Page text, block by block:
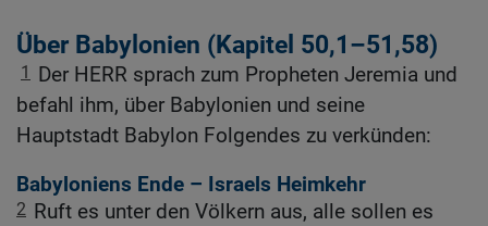
Über Babylonien (Kapitel 50,1–51,58)
1 Der HERR sprach zum Propheten Jeremia und
befahl ihm, über Babylonien und seine
Hauptstadt Babylon Folgendes zu verkünden:
Babyloniens Ende – Israels Heimkehr
2 Ruft es unter den Völkern aus, alle sollen es